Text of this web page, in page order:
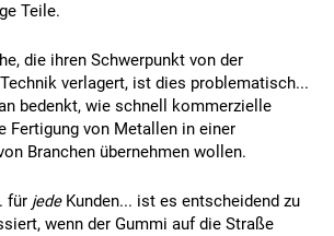
Teile.
die ihren Schwerpunkt von der
verlagert, ist dies problematisch...
bedenkt, wie schnell kommerzielle
Fertigung von Metallen in einer
Branchen übernehmen wollen.
für jedeKunden... ist es entscheidend zu
wenn der Gummi auf die Straße